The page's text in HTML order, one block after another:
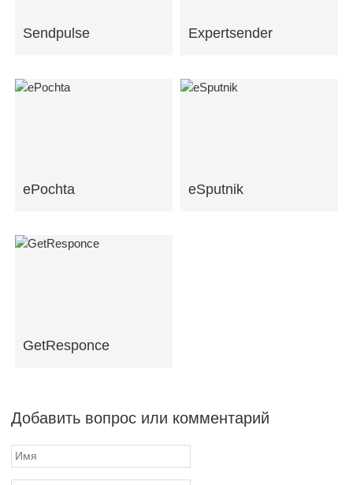
Sendpulse Expertsender
ePochta eSputnik
GetResponce
Добавить вопрос или комментарий